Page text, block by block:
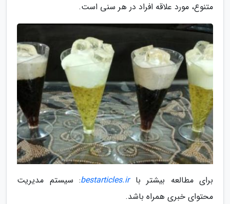
متنوع، مورد علاقه افراد در هر سنی است.
برای مطالعه بیشتر باbestarticles.ir: سیستم مدیریت
محتوای خبری همراه باشد.